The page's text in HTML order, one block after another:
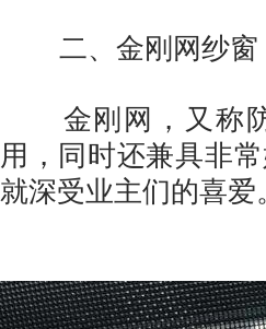
二、金刚网纱窗
金刚网，又称防
用，同时还兼具非
就深受业主们的喜爱